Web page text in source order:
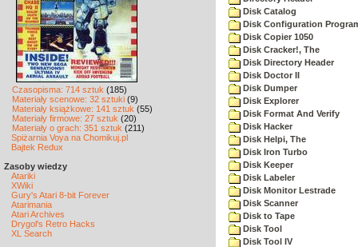
Czasopisma: 714 sztuk (185)
Materiały scenowe: 32 sztuki (9)
Materiały książkowe: 141 sztuk (55)
Materiały firmowe: 27 sztuk (20)
Materiały o grach: 351 sztuk (211)
Spiżarnia Voya na Chomikuj.pl
Bajtek Redux
Zasoby wiedzy
Atariki
XWiki
Gury's Atari 8-bit Forever
Atarimania
Atari Archives
Drygol's Retro Hacks
XL Search
Disk Catalog
Disk Configuration
Disk Copier 1050
Disk Cracker!, The
Disk Directory Header
Disk Doctor II
Disk Dumper
Disk Explorer
Disk Format And Verify
Disk Hacker
Disk Helpi, The
Disk Iron Turbo
Disk Keeper
Disk Labeler
Disk Monitor Lestrade
Disk Scanner
Disk to Tape
Disk Tool
Disk Tool IV